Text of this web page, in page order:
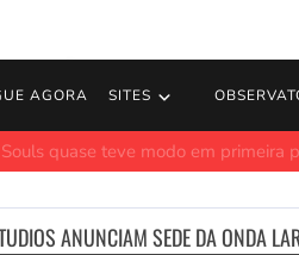
AGORA SITES
Zephyrus G16 (2026):
ANUNCIAM SEDE DA ONDA